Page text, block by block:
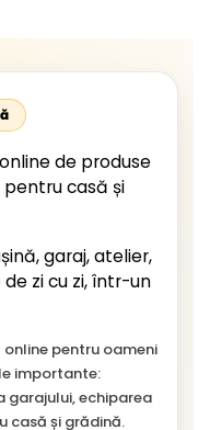
de produse
casă și
garaj, atelier,
zi cu zi, într-un
pentru oameni
importante:
garajului, echiparea
casă și grădină.